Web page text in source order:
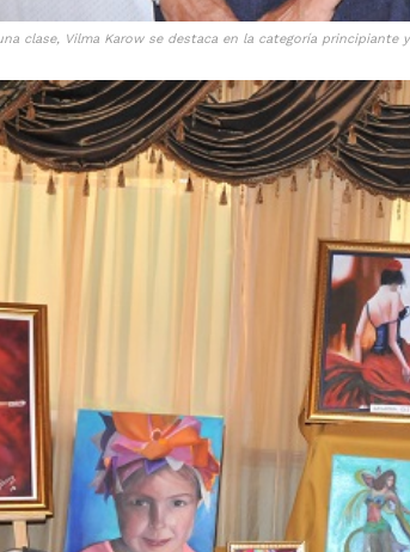
clase, Vilma Karow se destaca en la categoría